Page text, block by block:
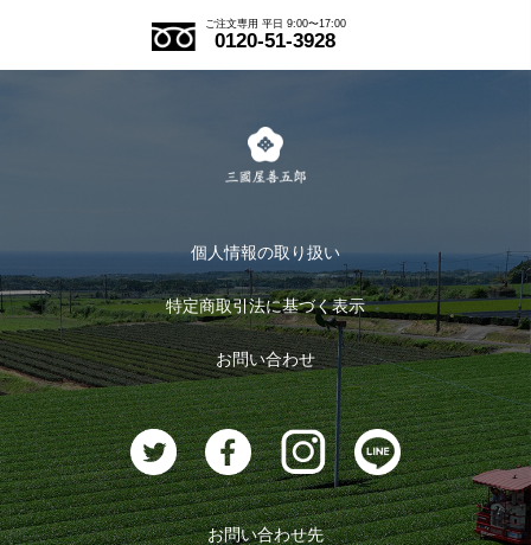
式部の香りシリーズ
お茶のギフト
おすすめのお茶
お茶に合うスイーツ
ログイン
ログアウト
ご注文専用 平日 9:00〜17:00
0120-51-3928
個人情報の取り扱い
特定商取引法に基づく表示
お問い合わせ
お問い合わせ先